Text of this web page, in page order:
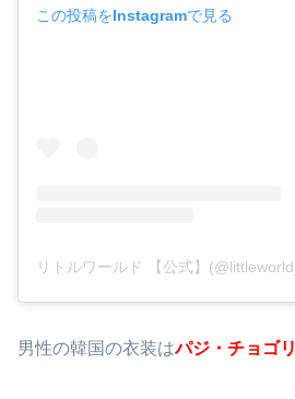
この投稿をInstagramで見る
男性の韓国の衣装はパジ・チョゴリ